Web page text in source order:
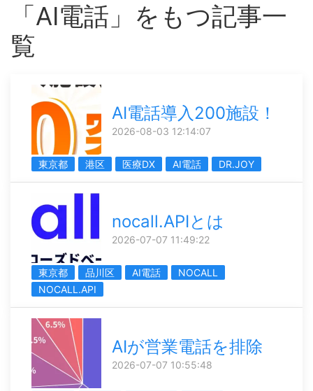
「AI電話」をもつ記事一
覧
AI電話導入200施設！
2026-08-03 12:14:07
東京都 港区 医療DX AI電話 DR.JOY
nocall.APIとは
2026-07-07 11:49:22
東京都 品川区 AI電話
NOCALL
NOCALL.API
AIが営業電話を排除
2026-07-07 10:55:48